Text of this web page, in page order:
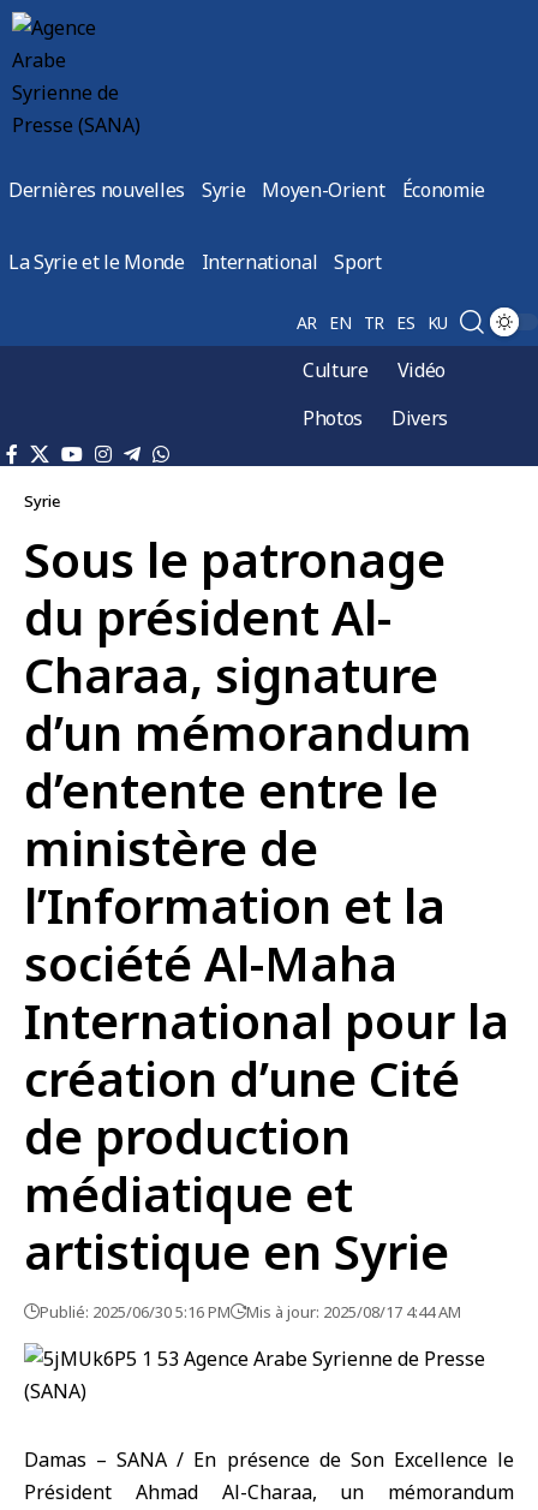
Dernières nouvelles Syrie Moyen-Orient Économie
La Syrie et le Monde International Sport
AR EN TR ES KU
Culture
Vidéo
Photos
Divers
Syrie
Sous le patronage
du président Al-
Charaa, signature
d’un mémorandum
d’entente entre le
ministère de
l’Information et la
société Al-Maha
International pour la
création d’une Cité
de production
médiatique et
artistique en Syrie
Publié: 2025/06/30 5:16 PM Mis à jour: 2025/08/17 4:44 AM
Damas – SANA / En présence de Son Excellence le
Président Ahmad Al-Charaa, un mémorandum